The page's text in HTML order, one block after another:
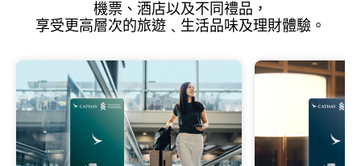
機票、酒店以及不同禮品，
享受更高層次的旅遊﹑生活品味及理財體驗。